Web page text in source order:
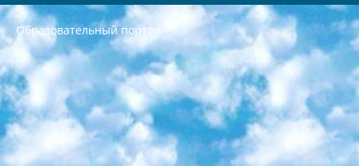
Образовательный портал
РЕСПУБЛИКА УЗБЕКИСТАН МИНИСТРЕРСТВО ДОШКОЛЬНОГО И ШКОЛЬНОГО ОБРАЗОВАНИЯ КОМАНДА в общеобразовательных учреждениях в 2023-2024 учебном году организация и проведение итоговой государственной аттестации обучающихся о Министра дошкольного и школьного образования Республики Узбекистан от 4 марта 2008 года (постановлением Минюста от 20 марта 2008 года № 1778 государственной регистрации) «Итоговое состояние учащихся общего среднего образования на основании положения об утверждении положения об аттестации общего среднего образования выпускной экзамен студентов в образовательных учреждениях в 2023-2024 учебном году В целях организации и прохождения аттестации приказываю: 1. Следующее: перечень предметов, по которым будет проводиться итоговая государственная аттестация и экзамен формы перевода согласно приложению 1; сертификаты международного образца, оценивающие уровень владения иностранными языками перечень согласно приложению 2; 2. Педагогический при специализированных образовательных учреждениях. научно-практический центр квалификации и международной оценки (Д.Давидова) 2024 г. До 25 марта: задания по предметам, по которым будет проводиться итоговая аттестация разработка и утверждение технических условий; итоговая аттестация на основании разработанного предметного задания разработка вопросов по предметам (устно и письменно), экзамен передача; общеобразовательные средние школы и специальные учебные заведения учащиеся выпускных классов школ и интернатов в агентской системе подготовка базы данных экзаменационных материалов и критериев оценки; перевод базы экзаменационных материалов на все языки обучения подать в Республиканский образовательный центр для изготовления; варианты экзаменов на основе разработанных контрольных материалов пусть будут поставлены задачи формирования. 3. Республиканский образовательный центр (Ш.Худайкулов) до 5 апреля 2024 года. до: база данных предоставленных экзаменационных материалов на все языки обучения перевод и экспертиза; для слепых, слабовидящих, глухих, слабослышащих и умственно отсталых детей учащиеся выпускных классов специализированных школ и школ-интернатов база данных экзаменационных материалов на всех преподаваемых языках подготовка критериев оценки; специализированные школы для умственно отсталых детей и технологии для учащихся выпускных классов школ-интернатов разработка соответствующих рекомендаций и критериев проведения ЕГЭ по естествознанию давать задания. 4. Педагогический при специализированных образовательных учреждениях. Научно-практический центр навыков и международной оценки (Д.Давидова), Республика образовательный центр (Худайкулов Ш.) итоговый государственный аттестационный экзамен ориентирован на творческое и логическое мышление при подготовке базы материалов учитывать введение заданий. 5. Следует отметить, что: сертификат государственного образца о знании общеобразовательного предмета и как минимум национальный уровень B1 по предметам на иностранных языках, указанным в Приложении 2. или международно признанный сертификат эквивалентного уровня студенты, изучающие определенный предмет, освобождаются от экзамена; по соответствующим предметам запланирована итоговая государственная аттестация за день до дня, путем жеребьевки Рабочей группой (в письменной форме по предметам, проводимым в форме) из числа сформированных вариантов выбрано 2 варианта; 2 выбранных варианта экзамена анонсированы на официальном сайте министерства и все выпускники по всей стране на основе этих вариантов проводит итоговую государственную аттестацию. 6. Государственное образование учащихся средних общеобразовательных учреждений. знания в соответствии с квалификационными требованиями, которые необходимо приобрести на основании стандартов итоговый (выпускной) контроль для 9 и 11 классов в целях тестирования Экзамены (далее – экзамены) состоят из предметов, перечисленных в приложении 1. будет сделано. 7. Экзамены пройдут с 26 мая по 15 июня 2024 г. (кроме науки физического воспитания). 8. Физическая для учащихся 9 классов общесредних образовательных учреждений. Экзамены по предмету «Образование, квалификация медицина» 1-6 мая 2024 года. сотрудники перевести под присмотр (с отклонениями в физическом или умственном развитии) специализированная школа для детей, школы-интернаты и со сколиозом школы-интернаты санаторного типа для больных детей исключены). 9. Он был слепым, слабовидящим и имел нарушения опорно-двигательного аппарата. экзамены в специализированных школах и интернатах для детей должны проводиться исходя из требований, предъявляемых к общеобразовательным учреждениям (физкультура кроме науки). 10. Специализированная школа для глухих и слабослышащих детей. и экзамены в интернатах и быть реализован в виде письменного теста по математике. 11. Специальность для умственно отсталых детей. Для 9 класса Родной язык и литературное письмо Государственный язык (язык обучения – узбекский). для неклассов) написано Математическое письмо Письменная/устная история Узбекистана Физическое воспитание практично Итоговый контроль Для 11 класса Написание родного языка и литературы (эссе) Математическое письмо Узбекский язык (обучение на узбекском языке) не посещающее общее среднее образование для учреждений)/Образовательное учреждение выбор письменный и устный Иностранный язык письменный/устный Письменная/устная история Узбекистана *По выбору студента:  Химия  Физика  Основы государственного права  География 10 бесплатных образовательных ресурсов - Мы составили подборку онлайн-проектов с интерактивными упражнениями, видеолекциями и статьями. Они помогут вам обрести новые и освежить старые знания бесплатно. 1. «ИНТУИТ» Старейшая образовательная площадка Рунета. Здесь вы найдёте сотни текстовых и видеокурсов на десятки различных тем — от программирования до психологии. Многие курсы подготовлены российскими университетами и крупными международными компаниями вроде Intel и Microsoft. Самостоятельное обучение бесплатное, но желающие могут оплатить услуги персональных наставников. 2. «Смартия» знакомит с актуальными профессиями и подсказывает, как им обучаться. Выбрав заинтересовавшую вас специальность — SMM-специалист, фотограф, веб-дизайнер или другую, — увидите список необходимых для неё умений. Чтобы вы могли освоить их самостоятельно, для каждого умения площадка отображает подборку ссылок на учебные материалы. Хотя «Смартия» ориентируется на русскоязычную аудиторию, часть контента всё же доступна только на английском. 3. «Лекторий Физтеха» Проект Московского физико-технического института (Физтеха). С его помощью вы можете смотреть онлайн серии лекций, записанные на видео в этом вузе. В числе доступных предметов — физика, биология, химия, информационные технологии и другие. К некоторым лекциям администрация ресурса прилагает готовые конспекты, которые можно скачивать в PDF-формате. 4. ITMOcourses Онлайн-площадка Санкт-Петербургского национального исследовательского университета информационных технологий, механики и оптики (ИТМО). Ресурс предоставляет свободный доступ к курсам, разработанным в этом вузе. Каталог материалов разбит на четыре категории: «Оптические системы и технологии», «Приборостроение и робототехника», «Информационные технологии» и «Биотехнологии». Курсы состоят из видеолекций, интерактивных демонстраций и заданий. 5. «КиберЛенинка» Электронная научная библиотека открытого доступа. Каталог площадки регулярно обрастает текстами статей из различных научных изданий. Сгруппированные по журналам и рубрикам публикации можно читать онлайн или скачивать целиком в PDF-формате. Проект нацелен на популяризацию науки за счёт открытого доступа к качественной информации. 6. «ПостНаука» На этом ресурсе публикуют подборки видеолекций, составленные экспертами из разных отраслей и объединённые общими темами. Среди них, к примеру, есть серии «Биоинформатика и геномика», «Культура средневековой Скандинавии» и Cinema Studies о теории кино. Каждая подборка лекций — логически связанная история, рассказанная экспертом от первого лица. Кроме того, на сайте появляются научно-образовательные статьи и тесты на разные темы. 7. «Newочём» Команда проекта «Newочём» отбирает самые интересные тексты из англоязычных СМИ и переводит те из них, за которые голосуют участники сообщества «ВКонтакте». По большей части это научно-популярные статьи. Редакторы придумывают лишь заголовки, в остальном содержание переводов соответствует оригиналам. Полные тексты можно читать прямо в социальной сети. 8. InternetUrok Онлайн-база материалов по основным дисциплинам школьной программы. Информация на сайте структурирована по классам, предметам и темам (урокам). Каждый урок состоит из видеолекций и конспектов. Есть также интерактивные тренажёры и тесты для закрепления пройденного материала. Даже если вы давно окончили школу, возможность повторить программу старших классов всегда может пригодиться. 9. Edutainme Ещё один ресурс об образовании. В отличие от Newtonew, как мне кажется, Edutainme больше ориентируется на представителей индустрии: педагогов, предпринимателей, разработчиков образовательных проектов. Но и любой, кто просто стремится к саморазвитию, найдёт на сайте много полезного и интересного для себя. Например, информацию о новых курсах и образовательных сервисах. 10. Newtonew Онлайн-медиа об образовании и обучении в широком смысле. Авторы Newtonew пишут об инструментах, заведениях, тактиках и стратегиях, которые помогают учить других и получать новые знания самостоятельно. На этой площадке вы найдёте новости, обзоры, аналитические мат